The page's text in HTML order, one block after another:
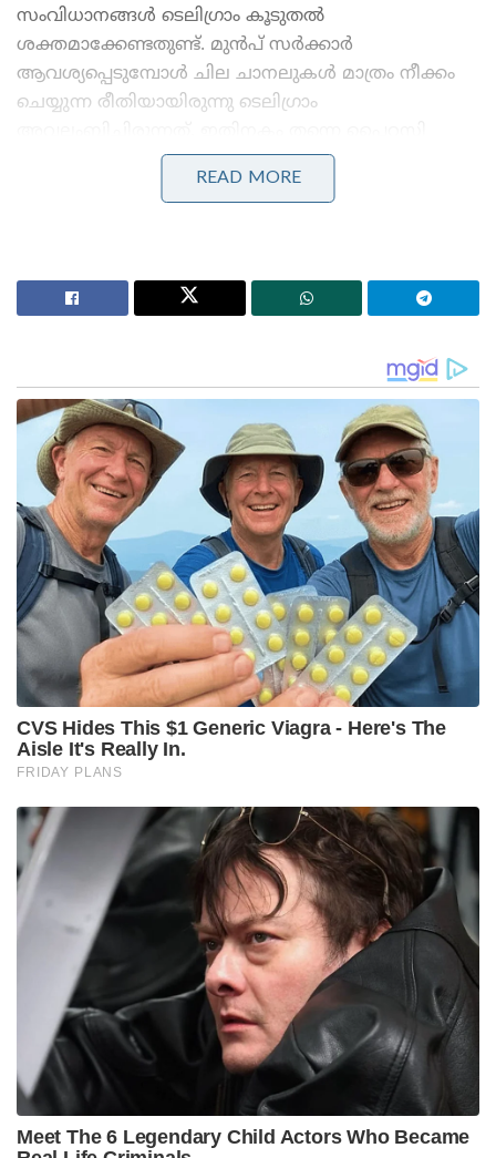
സംവിധാനങ്ങൾ ടെലിഗ്രാം കൂടുതൽ
ശക്തമാക്കേണ്ടതുണ്ട്. മുൻപ് സർക്കാർ
ആവശ്യപ്പെടുമ്പോൾ ചില ചാനലുകൾ മാത്രം നീക്കം
ചെയ്യുന്ന രീതിയായിരുന്നു ടെലിഗ്രാം
നടത്തിയ 3,000-ത്തിലധികം ടെലിഗ്രാം
ചാനലുകൾക്കെതിരെ സർക്കാർ
Stories you may like
അഞ്ചുകൊല്ലവും ഭരിക്കും!’: പാകിസ്താനിൽ തർക്കം
‘കാമുകിയെ കൊല്ലാൻ പെൺവേഷത്തിലെത്തി;
ഗുരുവായൂരിൽ കാമുകനും ക്രിമിനൽ സംഘവും
കുടുങ്ങി!’
എന്നാൽ ഇനിമുതൽ ഓരോ ചാനലുകളായി നീക്കം
ചെയ്യാൻ സർക്കാർ പറയുന്നത് വരെ ടെലിഗ്രാം
കാത്തിരിക്കരുത്. പൈറസി തടയാൻ പ്ലാറ്റ്‌ഫോമിന്
പൂർണ്ണ ഉത്തരവാദിത്തമുണ്ടെന്ന് ഐടി നിയമം , ഐടി
റൂൾസ് എന്നിവ മുൻനിർത്തി മന്ത്രാലയം ഓർമ്മിപ്പിച്ചു.
പൈറസി ആവർത്തിക്കുന്ന ചാനലുകൾ, ഗ്രൂപ്പുകൾ,
ബോട്ടുകൾ , അക്കൗണ്ടുകൾ, അഡ്മിനിസ്ട്രേറ്റർമാർ
എന്നിവർക്കെതിരെ കർശന നടപടിയെടുക്കാൻ
കേന്ദ്രം നിർദ്ദേശിച്ചിട്ടുണ്ട്. നിർമ്മാതാക്കൾക്കും ഒ.ടി.ടി
പ്ലാറ്റ്‌ഫോമുകൾക്കും നിയമപാലകർക്കും പരാതി
നൽകാനുള്ള ഗ്രീവൻസ് റെഡ്ഡ്രസൽ സിസ്റ്റത്തിന്റെ
വിശദാംശങ്ങൾ ടെലിഗ്രാം സമർപ്പിക്കണം.
കോപ്പിറൈറ്റ് ലംഘനം ഇന്ത്യയിൽ വെറും സിവിൽ
കുറ്റമല്ല, മറിച്ച് 1957-ലെ കോപ്പിറൈറ്റ് ആക്ട് പ്രകാരവും
1952-ലെ സിനിമാറ്റോഗ്രാഫ് ആക്ട് പ്രകാരവും കടുത്ത
ക്രിമിനൽ കുറ്റമാണെന്നും കേന്ദ്രം വ്യക്തമാക്കി.
അടുത്തിടെ നീറ്റ് യുജി പുനഃപരീക്ഷയ്ക്ക്
മുന്നോടിയായി ചോദ്യപേപ്പർ ചോർച്ചയുമായി
ബന്ധപ്പെട്ട ക്രമക്കേടുകൾ തടയാൻ ജൂൺ 22 വരെ
ടെലിഗ്രാമിന് ഇന്ത്യയിൽ താൽക്കാലിക നിരോധനം
ഏർപ്പെടുത്തിയിരുന്നു. മെയ് 3-ന് നടന്ന പരീക്ഷ
ചോർച്ചയെ തുടർന്ന് മെയ് 12-ന് റദ്ദാക്കിയിരുന്നു.
READ MORE